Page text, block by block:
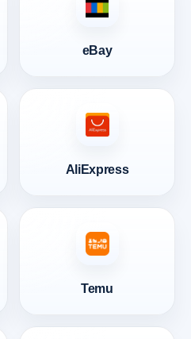
eBay
AliExpress
Temu